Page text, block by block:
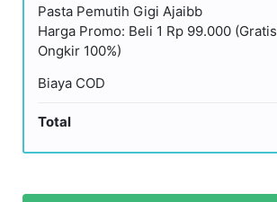
Pasta Pemutih Gigi Ajaibb
Harga Promo: Beli 1 Rp 99.000 (Gratis
Ongkir 100%)
Biaya COD
Total